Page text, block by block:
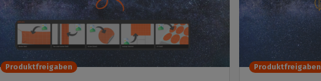
Produktfreigaben Produktfreigaben